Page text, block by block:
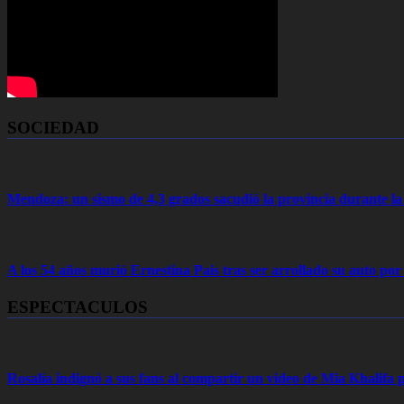
SOCIEDAD
Mendoza: un sismo de 4,3 grados sacudió la provincia durante
A los 54 años murió Ernestina Pais tras ser arrollado su auto
ESPECTACULOS
Rosalía indignó a sus fans al compartir un video de Mia Khalifa